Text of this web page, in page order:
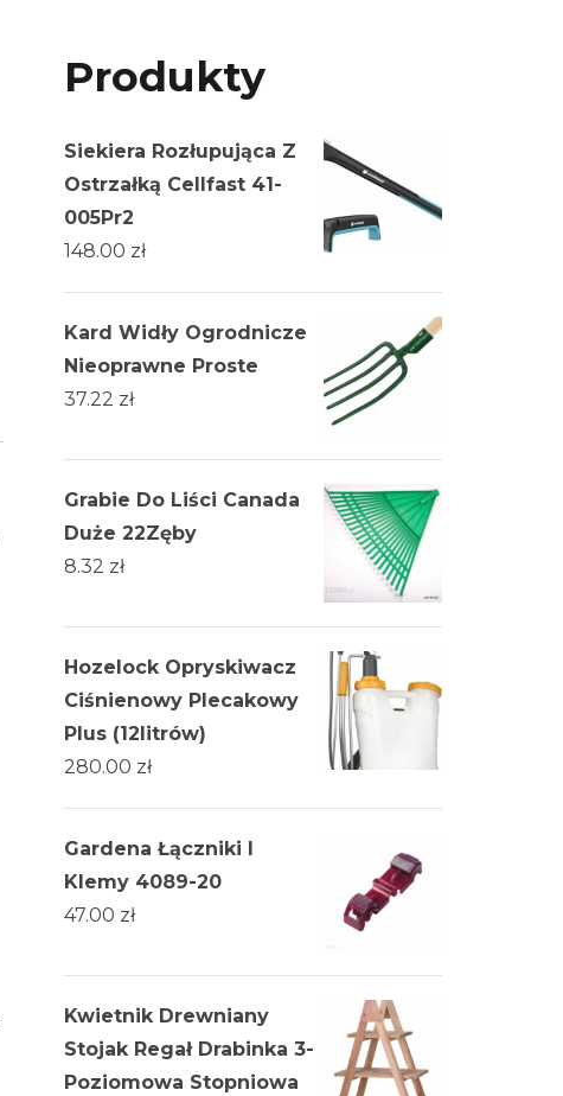
Produkty
Siekiera Rozłupująca Z
Ostrzałką Cellfast 41-
005Pr2
148.00 zł
Kard Widły Ogrodnicze
Nieoprawne Proste
37.22 zł
Grabie Do Liści Canada
Duże 22Zęby
8.32 zł
Hozelock Opryskiwacz
Ciśnienowy Plecakowy
Plus (12litrów)
280.00 zł
Gardena Łączniki I
Klemy 4089-20
47.00 zł
Kwietnik Drewniany
Stojak Regał Drabinka 3-
Poziomowa Stopniowa